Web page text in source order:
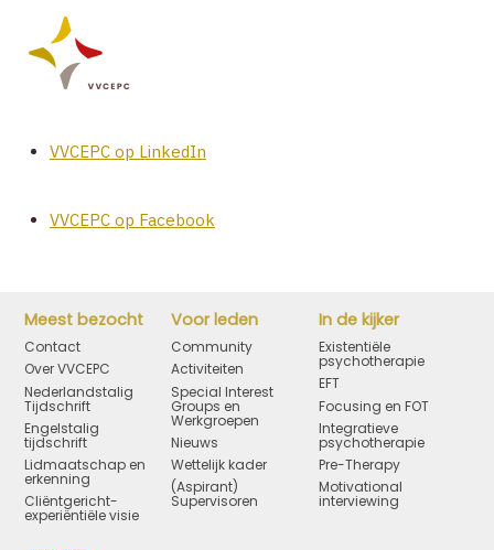
VVCEPC op LinkedIn
VVCEPC op Facebook
Meest bezocht
Contact
Over VVCEPC
Nederlandstalig
Tijdschrift
Engelstalig
tijdschrift
Lidmaatschap en
erkenning
Cliëntgericht-
experiëntiële visie
Voor leden
Community
Activiteiten
Special Interest
Groups en
Werkgroepen
Nieuws
Wettelijk kader
(Aspirant)
Supervisoren
In de kijker
Existentiële
psychotherapie
EFT
Focusing en FOT
Integratieve
psychotherapie
Pre-Therapy
Motivational
interviewing